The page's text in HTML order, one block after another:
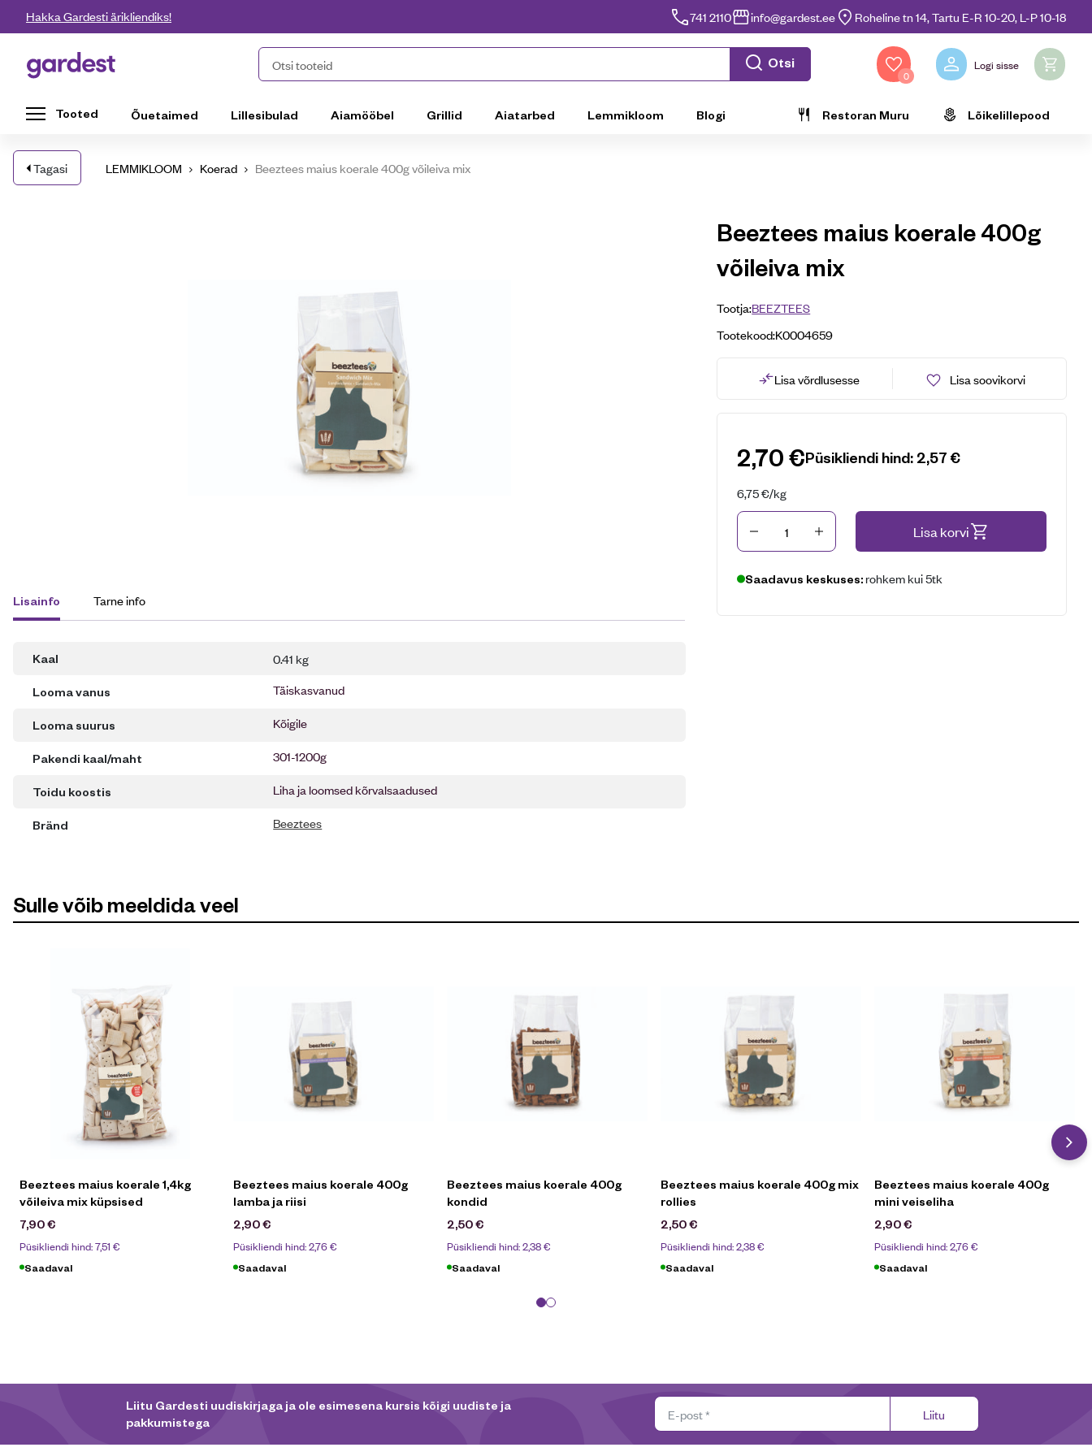
Liigu edasi põhisisu juurde
Hakka Gardesti ärikliendiks! 741 2110 info@gardest.ee Roheline tn 14, Tartu E-R 10-20, L-P 10-18
Gardest Otsi tooteid Otsi
0
Logi sisse
Tooted Õuetaimed Lillesibulad Aiamööbel Grillid Aiatarbed Lemmikloom Blogi Restoran Muru Lõikelillepood
Tagasi LEMMIKLOOM Koerad Beeztees maius koerale 400g võileiva mix
Lisainfo Tarne info
Kaal 0.41 kg
Looma vanus Täiskasvanud
Looma suurus Kõigile
Pakendi kaal/maht 301-1200g
Toidu koostis Liha ja loomsed kõrvalsaadused
Bränd Beeztees
Beeztees maius koerale 400g
võileiva mix
Tootja:BEEZTEES
Tootekood:K0004659
Lisa võrdlusesse Lisa soovikorvi
2,70€Püsikliendi hind: 2,57€
6,75€/kg
Kogus Lisa korvi
Saadavus keskuses: rohkem kui 5tk
Sulle võib meeldida veel
Beeztees maius koerale 1,4kg
võileiva mix küpsised
7,90€
Püsikliendi hind:7,51 €
Saadaval
Beeztees maius koerale 400g
lamba ja riisi
2,90€
Püsikliendi hind:2,76€
Saadaval
Beeztees maius koerale 400g
kondid
2,50€
Püsikliendi hind:2,38€
Saadaval
Beeztees maius koerale 400g mix
rollies
2,50€
Püsikliendi hind:2,38€
Saadaval
Beeztees maius koerale 400g
mini veiseliha
2,90€
Püsikliendi hind:2,76€
Saadaval
Liitu Gardesti uudiskirjaga ja ole esimesena kursis kõigi uudiste ja
pakkumistega
Liitu